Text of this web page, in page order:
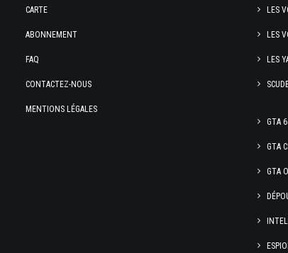
CARTE
ABONNEMENT
FAQ
CONTACTEZ-NOUS
MENTIONS LÉGALES
LES
LES
LES
GTA 6
GTA
GTA